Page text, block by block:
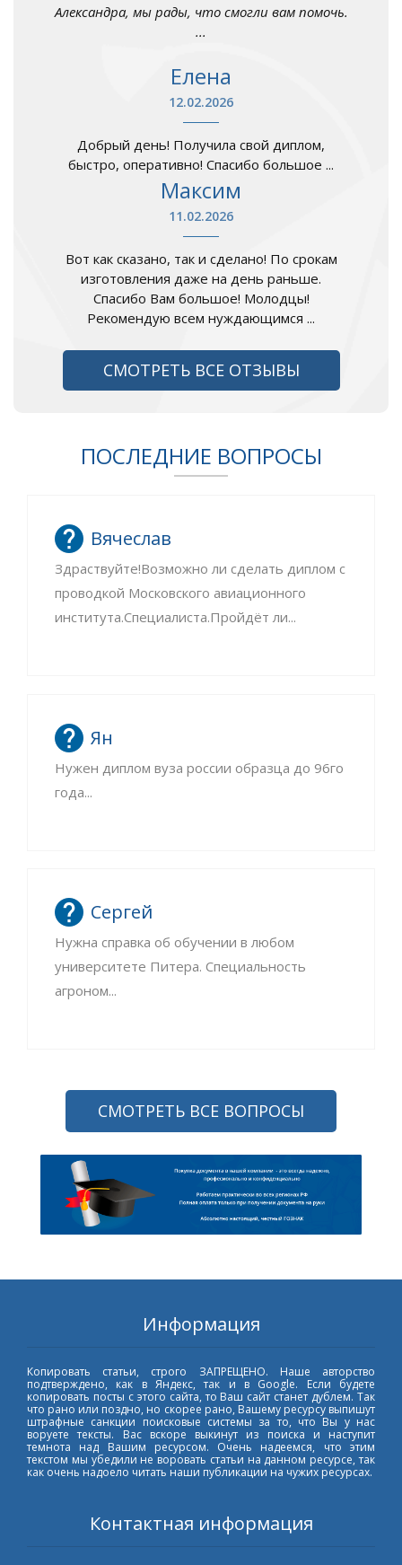
Александра, мы рады, что смогли вам помочь.
...
Елена
12.02.2026
Добрый день! Получила свой диплом,
быстро, оперативно! Спасибо большое ...
Максим
11.02.2026
Вот как сказано, так и сделано! По срокам
изготовления даже на день раньше.
Спасибо Вам большое! Молодцы!
Рекомендую всем нуждающимся ...
СМОТРЕТЬ ВСЕ ОТЗЫВЫ
ПОСЛЕДНИЕ ВОПРОСЫ
Вячеслав
Здраствуйте!Возможно ли сделать диплом с
проводкой Московского авиационного
института.Специалиста.Пройдёт ли...
Ян
Нужен диплом вуза россии образца до 96го
года...
Сергей
Нужна справка об обучении в любом
университете Питера. Специальность
агроном...
СМОТРЕТЬ ВСЕ ВОПРОСЫ
Информация
Копировать статьи, строго ЗАПРЕЩЕНО. Наше авторство
подтверждено, как в Яндекс, так и в Google. Если будете
копировать посты с этого сайта, то Ваш сайт станет дублем. Так
что рано или поздно, но скорее рано, Вашему ресурсу выпишут
штрафные санкции поисковые системы за то, что Вы у нас
воруете тексты. Вас вскоре выкинут из поиска и наступит
темнота над Вашим ресурсом. Очень надеемся, что этим
текстом мы убедили не воровать статьи на данном ресурсе, так
как очень надоело читать наши публикации на чужих ресурсах.
Контактная информация